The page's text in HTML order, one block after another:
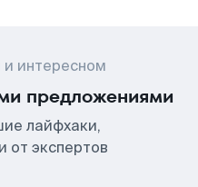
интересном
предложениями
лайфхаки,
от экспертов